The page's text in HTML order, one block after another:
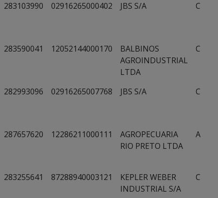
283103990 02916265000402 JBS S/A C
283590041 12052144000170
BALBINOS
AGROINDUSTRIAL
LTDA
C
282993096 02916265007768 JBS S/A C
287657620 12286211000111
AGROPECUARIA
RIO PRETO LTDA
A
283255641 87288940003121
KEPLER WEBER
INDUSTRIAL S/A
C